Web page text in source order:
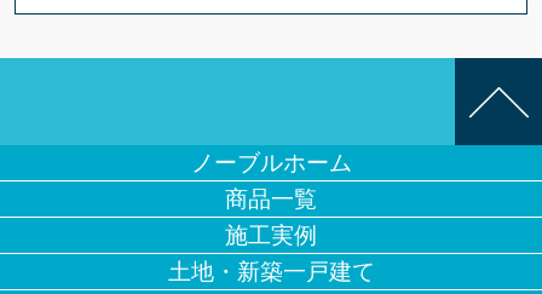
ノーブルホーム
商品一覧
施工実例
土地・新築一戸建て